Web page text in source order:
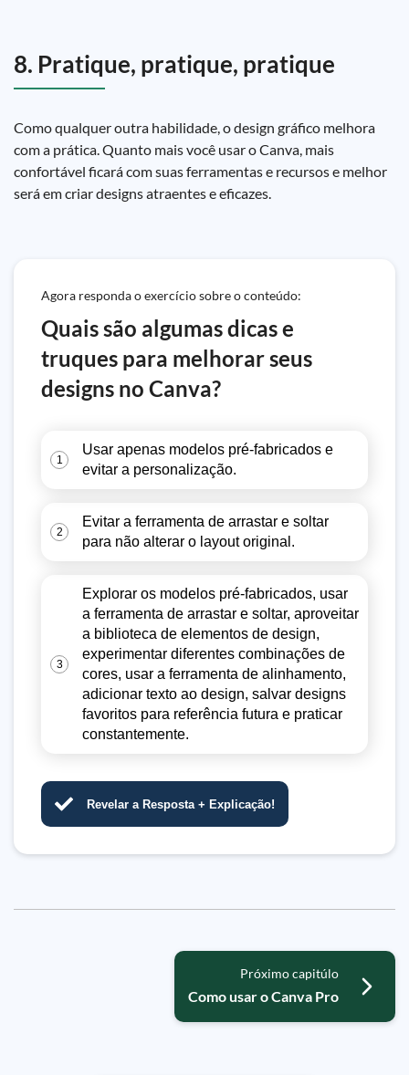
8. Pratique, pratique, pratique
Como qualquer outra habilidade, o design gráfico melhora
com a prática. Quanto mais você usar o Canva, mais
confortável ficará com suas ferramentas e recursos e melhor
será em criar designs atraentes e eficazes.
Agora responda o exercício sobre o conteúdo:
Quais são algumas dicas e
truques para melhorar seus
designs no Canva?
1
Usar apenas modelos pré-fabricados e
evitar a personalização.
2
Evitar a ferramenta de arrastar e soltar
para não alterar o layout original.
3
Explorar os modelos pré-fabricados, usar
a ferramenta de arrastar e soltar, aproveitar
a biblioteca de elementos de design,
experimentar diferentes combinações de
cores, usar a ferramenta de alinhamento,
adicionar texto ao design, salvar designs
favoritos para referência futura e praticar
constantemente.
Revelar a Resposta + Explicação!
Próximo capitúlo
Como usar o Canva Pro